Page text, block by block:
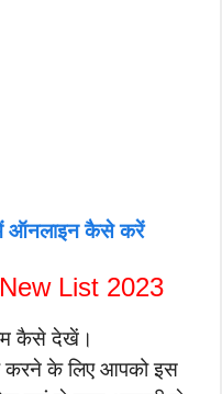
ऑनलाइन कैसे करें
List 2023
कैसे देखें।
करने के लिए आपको इस